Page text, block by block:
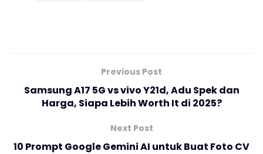
Previous Post
Samsung A17 5G vs vivo Y21d, Adu Spek dan
Harga, Siapa Lebih Worth It di 2025?
Next Post
10 Prompt Google Gemini AI untuk Buat Foto CV